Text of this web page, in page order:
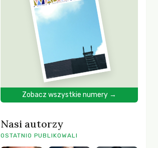
Zobacz wszystkie numery →
Nasi autorzy
OSTATNIO PUBLIKOWALI